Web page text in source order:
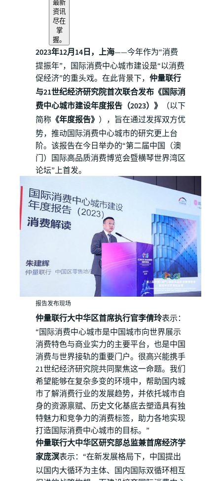
最新
资讯
尽在
掌
握。
2023年12月14日，上海——今年作为“消费
提振年”，国际消费中心城市建设是“以消费
促经济”的重头戏。在此背景下， 仲量联行
与21世纪经济研究院首次联合发布《国际消
费中心城市建设年度报告（2023）》
（以下
简称 《年度报告》 ），旨在通过发挥双方优
势，推动国际消费中心城市的研究更上台
阶。该报告在今日举办的“第二届中国（澳
门）国际高品质消费博览会暨横琴世界湾区
论坛”上首发。
报告发布现场
仲量联行大中华区首席执行官李倩玲表示：
“国际消费中心城市是中国城市向世界展示
消费特色与商业实力的主要平台，也是中国
消费与世界接轨的重要门户。很高兴能携手
21世纪经济研究院共同聚焦这一命题。我们
希望能够在复杂多变的环境中，帮助国内城
市了解消费行业的发展趋势，并依托城市自
身的资源禀赋、历史文化基底去塑造具有独
特魅力和竞争力的消费标签，助力各地实现
打造国际消费中心城市的目标。”
仲量联行大中华区研究部总监兼首席经济学
家庞溟表示：“在新发展格局下，中国提出
以国内大循环为主体、国内国际双循环相互